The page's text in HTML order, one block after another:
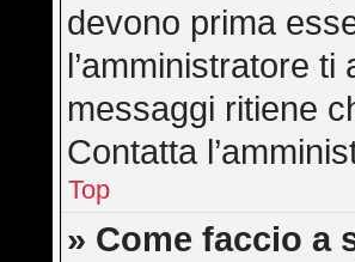
devono prima
l’amministratore
messaggi ritiene
Contatta
Top
» Come faccio a